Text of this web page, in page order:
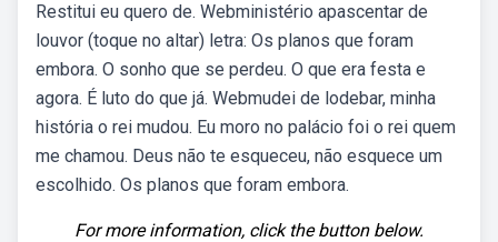
Restitui eu quero de. Webministério apascentar de
louvor (toque no altar) letra: Os planos que foram
embora. O sonho que se perdeu. O que era festa e
agora. É luto do que já. Webmudei de lodebar, minha
história o rei mudou. Eu moro no palácio foi o rei quem
me chamou. Deus não te esqueceu, não esquece um
escolhido. Os planos que foram embora.
For more information, click the button below.